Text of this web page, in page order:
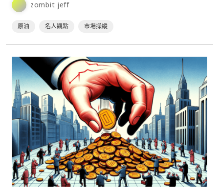
zombit jeff
原油 名人觀點 市場操縱